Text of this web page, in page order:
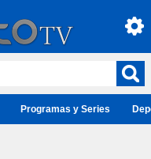
Programas y Series